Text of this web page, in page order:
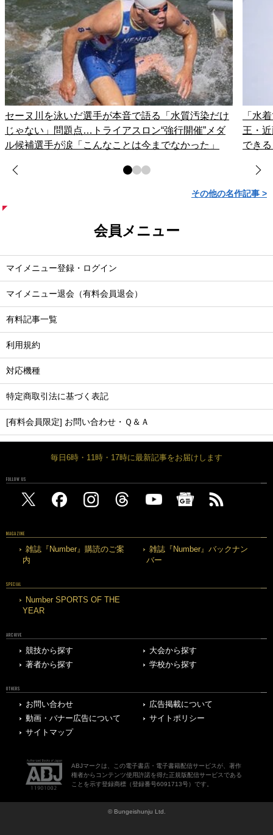
セーヌ川を泳いだ選手が本音で語る「水質汚染だけ
じゃない」問題点…トライアスロン“強行開催”メダ
ル候補選手が涙「こんなことは今までなかった」
「水
王・
でき
その他の名作記事 >
会員メニュー
マイメニュー登録・ログイン
マイメニュー退会（有料会員退会）
有料記事一覧
利用規約
対応機種
特定商取引法に基づく表記
[有料会員限定] お問い合わせ・Ｑ＆Ａ
毎日6時・11時・17時に最新記事をお届けします
FOLLOW US
MAGAZINE
雑誌『Number』購読のご案
内
雑誌『Number』バックナン
バー
SPECIAL
Number SPORTS OF THE
YEAR
ARCHIVE
競技から探す
大会から探す
著者から探す
学校から探す
OTHERS
お問い合わせ
広告掲載について
動画・バナー広告について
サイトポリシー
サイトマップ
ABJマークは、この電子書店・電子書籍配信サービスが、著作
権者からコンテンツ使用許諾を得た正規版配信サービスである
ことを示す登録商標（登録番号6091713号）です。
© Bungeishunju Ltd.